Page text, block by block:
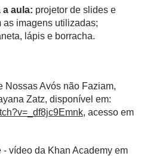
a aula: projetor de slides e
as imagens utilizadas;
lápis e borracha.
Nossas Avós não Faziam,
Zatz, disponível em:
, acesso em
- vídeo da Khan Academy em